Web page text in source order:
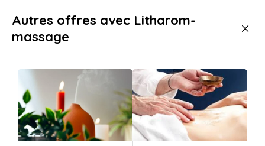
Bien-être Massage Massage Vannes
Autres offres avec Litharom-
massage